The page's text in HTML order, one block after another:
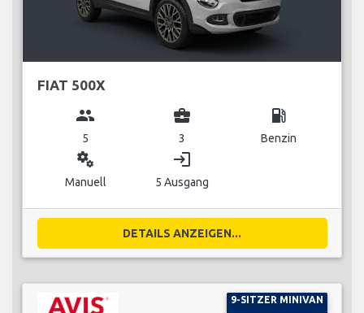
FIAT 500X
group
5
business_center
3
local_gas_station
Benzin
miscellaneous_services
Manuell
login
5 Ausgang
DETAILS ANZEIGEN...
9-SITZER MINIVAN